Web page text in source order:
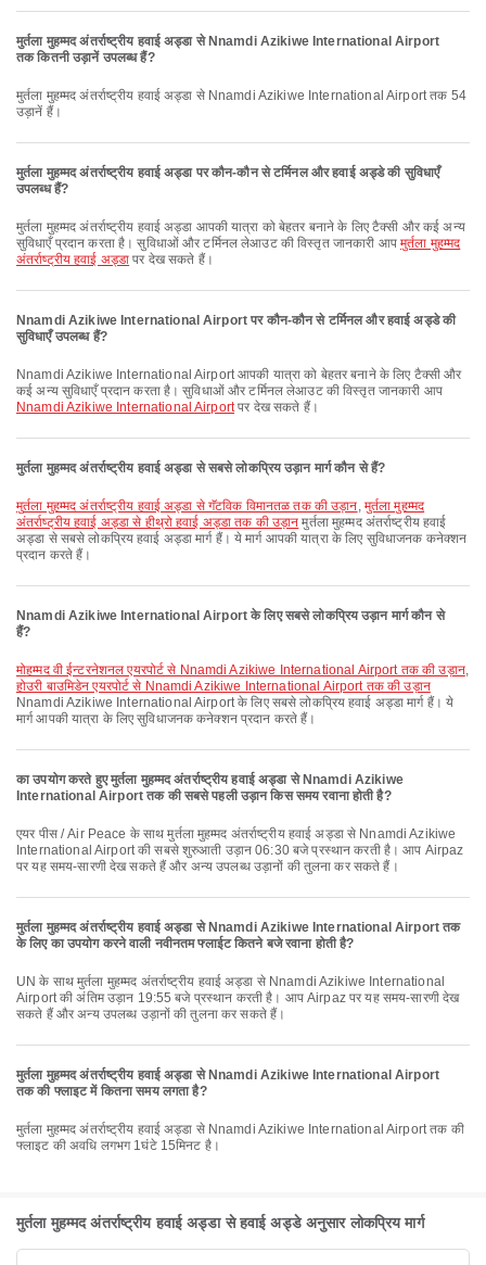
मुर्तला मुहम्मद अंतर्राष्ट्रीय हवाई अड्डा से Nnamdi Azikiwe International Airport
तक कितनी उड़ानें उपलब्ध हैं?
मुर्तला मुहम्मद अंतर्राष्ट्रीय हवाई अड्डा से Nnamdi Azikiwe International Airport तक 54
उड़ानें हैं।
मुर्तला मुहम्मद अंतर्राष्ट्रीय हवाई अड्डा पर कौन-कौन से टर्मिनल और हवाई अड्डे की सुविधाएँ
उपलब्ध हैं?
मुर्तला मुहम्मद अंतर्राष्ट्रीय हवाई अड्डा आपकी यात्रा को बेहतर बनाने के लिए टैक्सी और कई अन्य
सुविधाएँ प्रदान करता है। सुविधाओं और टर्मिनल लेआउट की विस्तृत जानकारी आपमुर्तला मुहम्मद
अंतर्राष्ट्रीय हवाई अड्डा पर देख सकते हैं।
Nnamdi Azikiwe International Airport पर कौन-कौन से टर्मिनल और हवाई अड्डे की
सुविधाएँ उपलब्ध हैं?
Nnamdi Azikiwe International Airport आपकी यात्रा को बेहतर बनाने के लिए टैक्सी और
कई अन्य सुविधाएँ प्रदान करता है। सुविधाओं और टर्मिनल लेआउट की विस्तृत जानकारी आप
Nnamdi Azikiwe International Airportपर देख सकते हैं।
मुर्तला मुहम्मद अंतर्राष्ट्रीय हवाई अड्डा से सबसे लोकप्रिय उड़ान मार्ग कौन से हैं?
मुर्तला मुहम्मद अंतर्राष्ट्रीय हवाई अड्डा से गॅटविक विमानतळ तक की उड़ान, मुर्तला मुहम्मद
अंतर्राष्ट्रीय हवाई अड्डा से हीथ्रो हवाई अड्डा तक की उड़ान मुर्तला मुहम्मद अंतर्राष्ट्रीय हवाई
अड्डा से सबसे लोकप्रिय हवाई अड्डा मार्ग हैं। ये मार्ग आपकी यात्रा के लिए सुविधाजनक कनेक्शन
प्रदान करते हैं।
Nnamdi Azikiwe International Airport के लिए सबसे लोकप्रिय उड़ान मार्ग कौन से
हैं?
मोहम्मद वी ईन्टरनेशनल एयरपोर्ट से Nnamdi Azikiwe International Airport तक की उड़ान,
होउरी बाउमिडेन एयरपोर्ट से Nnamdi Azikiwe International Airport तक की उड़ान
Nnamdi Azikiwe International Airport के लिए सबसे लोकप्रिय हवाई अड्डा मार्ग हैं। ये
मार्ग आपकी यात्रा के लिए सुविधाजनक कनेक्शन प्रदान करते हैं।
का उपयोग करते हुए मुर्तला मुहम्मद अंतर्राष्ट्रीय हवाई अड्डा से Nnamdi Azikiwe
International Airport तक की सबसे पहली उड़ान किस समय रवाना होती है?
एयर पीस / Air Peace के साथ मुर्तला मुहम्मद अंतर्राष्ट्रीय हवाई अड्डा से Nnamdi Azikiwe
International Airport की सबसे शुरुआती उड़ान 06:30 बजे प्रस्थान करती है। आप Airpaz
पर यह समय-सारणी देख सकते हैं और अन्य उपलब्ध उड़ानों की तुलना कर सकते हैं।
मुर्तला मुहम्मद अंतर्राष्ट्रीय हवाई अड्डा से Nnamdi Azikiwe International Airport तक
के लिए का उपयोग करने वाली नवीनतम फ्लाईट कितने बजे रवाना होती है?
UN के साथ मुर्तला मुहम्मद अंतर्राष्ट्रीय हवाई अड्डा से Nnamdi Azikiwe International
Airport की अंतिम उड़ान 19:55 बजे प्रस्थान करती है। आप Airpaz पर यह समय-सारणी देख
सकते हैं और अन्य उपलब्ध उड़ानों की तुलना कर सकते हैं।
मुर्तला मुहम्मद अंतर्राष्ट्रीय हवाई अड्डा से Nnamdi Azikiwe International Airport
तक की फ्लाइट में कितना समय लगता है?
मुर्तला मुहम्मद अंतर्राष्ट्रीय हवाई अड्डा से Nnamdi Azikiwe International Airport तक की
फ्लाइट की अवधि लगभग 1घंटे 15मिनट है।
मुर्तला मुहम्मद अंतर्राष्ट्रीय हवाई अड्डा से हवाई अड्डे अनुसार लोकप्रिय मार्ग